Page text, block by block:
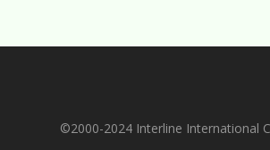
©2000-2024 Interline International